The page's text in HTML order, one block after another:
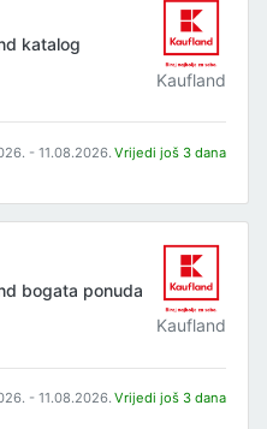
katalog
Kaufland
- 11.08.2026. Vrijedi još 3 dana
bogata ponuda
Kaufland
- 11.08.2026. Vrijedi još 3 dana